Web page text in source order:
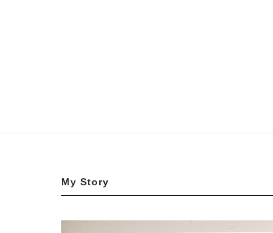
My Story